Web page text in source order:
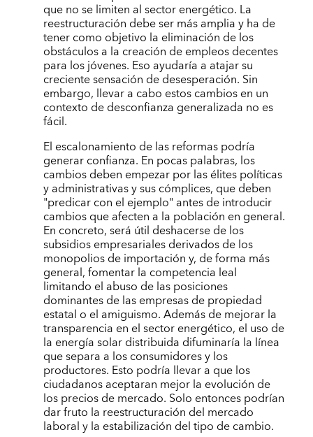
que no se limiten al sector energético. La
reestructuración debe ser más amplia y ha de
tener como objetivo la eliminación de los
obstáculos a la creación de empleos decentes
para los jóvenes. Eso ayudaría a atajar su
creciente sensación de desesperación. Sin
embargo, llevar a cabo estos cambios en un
contexto de desconfianza generalizada no es
fácil.
El escalonamiento de las reformas podría
generar confianza. En pocas palabras, los
cambios deben empezar por las élites políticas
y administrativas y sus cómplices, que deben
"predicar con el ejemplo" antes de introducir
cambios que afecten a la población en general.
En concreto, será útil deshacerse de los
subsidios empresariales derivados de los
monopolios de importación y, de forma más
general, fomentar la competencia leal
limitando el abuso de las posiciones
dominantes de las empresas de propiedad
estatal o el amiguismo. Además de mejorar la
transparencia en el sector energético, el uso de
la energía solar distribuida difuminaría la línea
que separa a los consumidores y los
productores. Esto podría llevar a que los
ciudadanos aceptaran mejor la evolución de
los precios de mercado. Solo entonces podrían
dar fruto la reestructuración del mercado
laboral y la estabilización del tipo de cambio.